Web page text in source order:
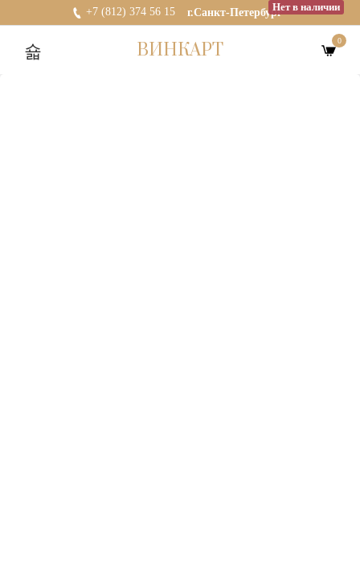
+7 (812) 374 56 15 г.Санкт-Петербург
ВИНКАРТ 0
Нет в наличии